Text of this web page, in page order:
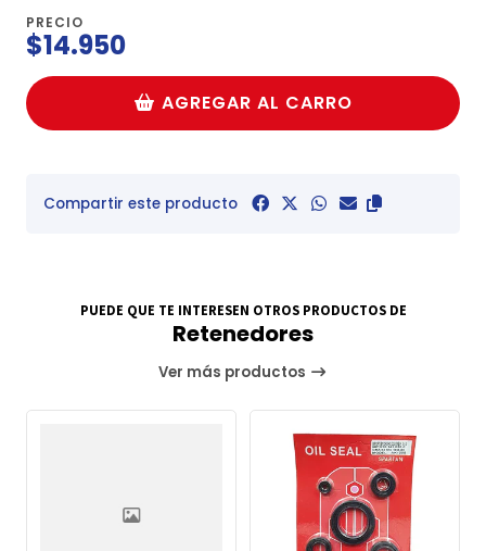
PRECIO
$14.950
AGREGAR AL CARRO
Compartir este producto
PUEDE QUE TE INTERESEN OTROS PRODUCTOS DE
Retenedores
Ver más productos